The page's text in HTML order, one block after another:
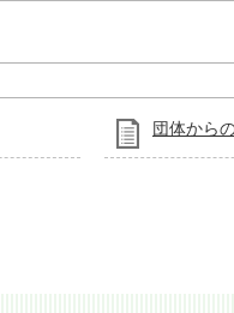
団体から